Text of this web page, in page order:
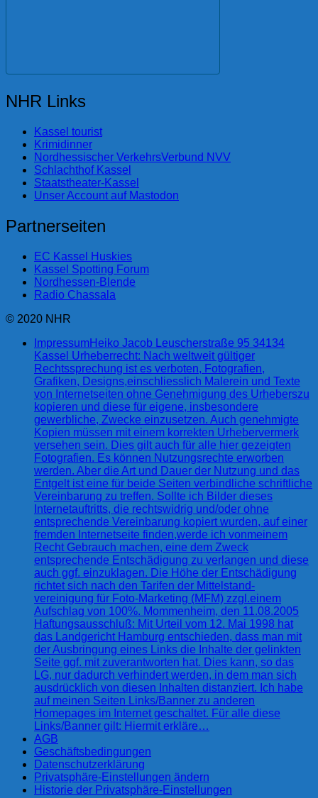
NHR Links
Kassel tourist
Krimidinner
Nordhessischer VerkehrsVerbund NVV
Schlachthof Kassel
Staatstheater-Kassel
Unser Account auf Mastodon
Partnerseiten
EC Kassel Huskies
Kassel Spotting Forum
Nordhessen-Blende
Radio Chassala
© 2020 NHR
ImpressumHeiko Jacob Leuscherstraße 95 34134
Kassel Urheberrecht: Nach weltweit gültiger
Rechtssprechung ist es verboten, Fotografien,
Grafiken, Designs,einschliesslich Malerein und Texte
von Internetseiten ohne Genehmigung des Urheberszu
kopieren und diese für eigene, insbesondere
gewerbliche, Zwecke einzusetzen. Auch genehmigte
Kopien müssen mit einem korrekten Urhebervermerk
versehen sein. Dies gilt auch für alle hier gezeigten
Fotografien. Es können Nutzungsrechte erworben
werden. Aber die Art und Dauer der Nutzung und das
Entgelt ist eine für beide Seiten verbindliche schriftliche
Vereinbarung zu treffen. Sollte ich Bilder dieses
Internetauftritts, die rechtswidrig und/oder ohne
entsprechende Vereinbarung kopiert wurden, auf einer
fremden Internetseite finden,werde ich vonmeinem
Recht Gebrauch machen, eine dem Zweck
entsprechende Entschädigung zu verlangen und diese
auch ggf. einzuklagen. Die Höhe der Entschädigung
richtet sich nach den Tarifen der Mittelstand-
vereinigung für Foto-Marketing (MFM) zzgl.einem
Aufschlag von 100%. Mommenheim, den 11.08.2005
Haftungsausschluß: Mit Urteil vom 12. Mai 1998 hat
das Landgericht Hamburg entschieden, dass man mit
der Ausbringung eines Links die Inhalte der gelinkten
Seite ggf. mit zuverantworten hat. Dies kann, so das
LG, nur dadurch verhindert werden, in dem man sich
ausdrücklich von diesen Inhalten distanziert. Ich habe
auf meinen Seiten Links/Banner zu anderen
Homepages im Internet geschaltet. Für alle diese
Links/Banner gilt: Hiermit erkläre…
AGB
Geschäftsbedingungen
Datenschutzerklärung
Privatsphäre-Einstellungen ändern
Historie der Privatsphäre-Einstellungen